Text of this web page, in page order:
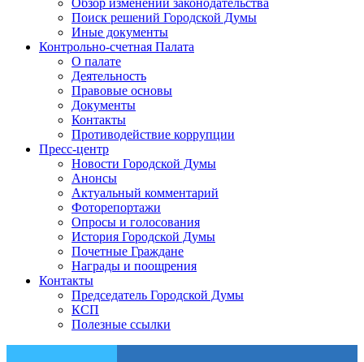
Обзор изменений законодательства
Поиск решений Городской Думы
Иные документы
Контрольно-счетная Палата
О палате
Деятельность
Правовые основы
Документы
Контакты
Противодействие коррупции
Пресс-центр
Новости Городской Думы
Анонсы
Актуальный комментарий
Фоторепортажи
Опросы и голосования
История Городской Думы
Почетные Граждане
Награды и поощрения
Контакты
Председатель Городской Думы
КСП
Полезные ссылки